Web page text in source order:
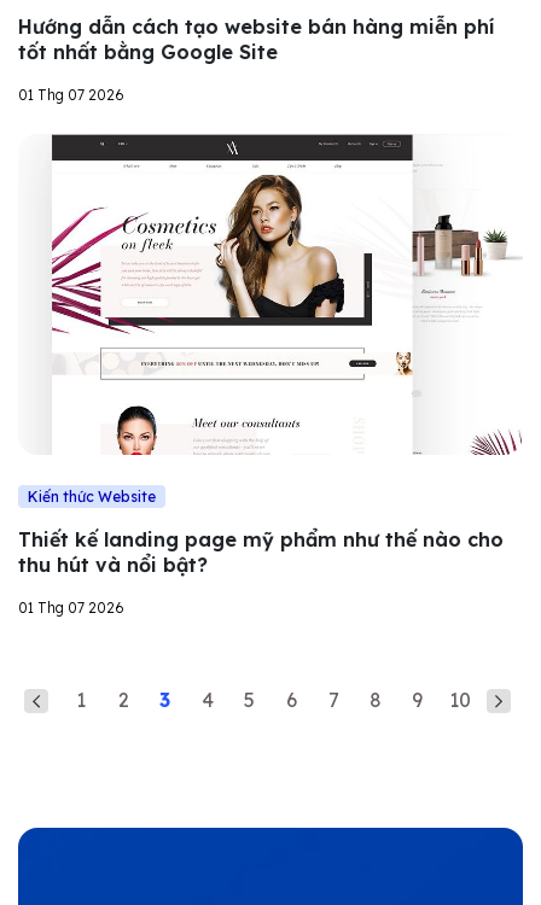
Hướng dẫn cách tạo website bán hàng miễn phí
tốt nhất bằng Google Site
01 Thg 07 2026
Kiến thức Website
Thiết kế landing page mỹ phẩm như thế nào cho
thu hút và nổi bật?
01 Thg 07 2026
1 2 3 4 5 6 7 8 9 10